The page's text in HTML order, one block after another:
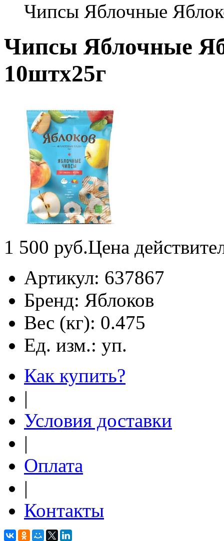
Чипсы Яблочные
Чипсы Яблочные
10штx25г
1 500 руб.Цена
Артикул: 637867
Бренд: Яблоков
Вес (кг): 0.475
Ед. изм.: уп.
Как купить?
|
Условия доставки
|
Оплата
|
Контакты